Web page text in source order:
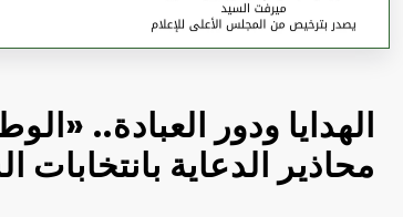
الهدايا ودور العبادة..
محاذير الدعاية بانتخابات